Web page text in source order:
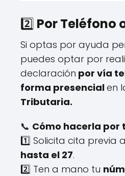
2️⃣ Por Teléfono
Si optas por ayuda
puedes optar por
declaración por vía
forma presencialen
Tributaria.
📞 Cómo hacerla por
1️⃣ Solicita cita previa
hasta el 27.
2️⃣ Ten a mano tu